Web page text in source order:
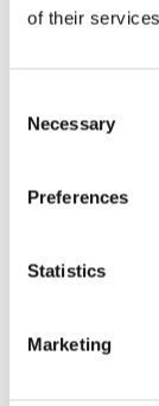
of their
Selection
Necessary
Preferences
Statistics
Marketing
Schalenfarben, Standard
Stellfarben, Option